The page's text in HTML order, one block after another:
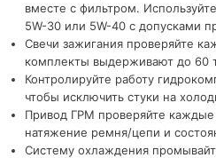
вместе с фильтром.
5W-30 или 5W-40 с допусками
Свечи зажигания проверяйте
комплекты выдерживают до 60
Контролируйте работу
чтобы исключить стуки на
Привод ГРМ проверяйте
натяжение ремня/цепи и
Систему охлаждения